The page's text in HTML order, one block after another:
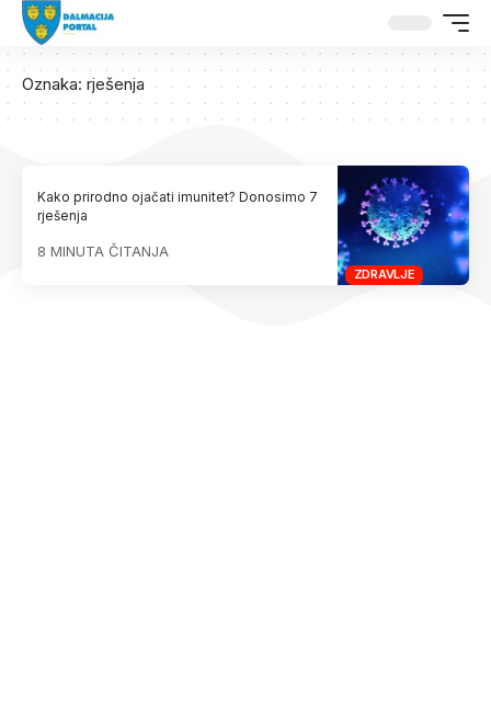
Oznaka: rješenja
ZDRAVLJE
Kako prirodno ojačati imunitet? Donosimo 7
rješenja
8 MINUTA ČITANJA